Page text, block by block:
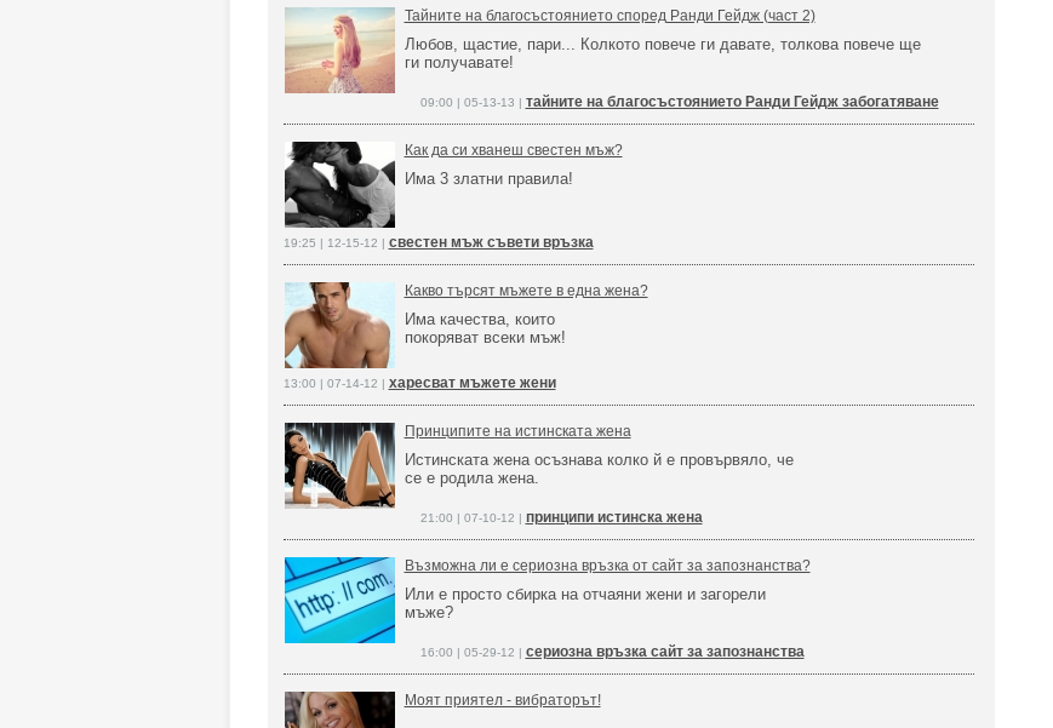
Тайните на благосъстоянието според Ранди Гейдж (част 2)
Любов, щастие, пари... Колкото повече ги давате, толкова повече ще
ги получавате!
09:00 | 05-13-13 | тайните на благосъстоянието Ранди Гейдж забогатяване
Как да си хванеш свестен мъж?
Има 3 златни правила!
19:25 | 12-15-12 | свестен мъж съвети връзка
Какво търсят мъжете в една жена?
Има качества, които
покоряват всеки мъж!
13:00 | 07-14-12 | харесват мъжете жени
Принципите на истинската жена
Истинската жена осъзнава колко й е провървяло, че
се е родила жена.
21:00 | 07-10-12 | принципи истинска жена
Възможна ли е сериозна връзка от сайт за запознанства?
Или е просто сбирка на отчаяни жени и загорели
мъже?
16:00 | 05-29-12 | сериозна връзка сайт за запознанства
Моят приятел - вибраторът!